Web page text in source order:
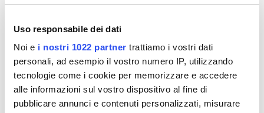
Uso responsabile dei dati
Noi e i nostri 1022 partner trattiamo i vostri dati
personali, ad esempio il vostro numero IP, utilizzando
tecnologie come i cookie per memorizzare e accedere
alle informazioni sul vostro dispositivo al fine di
pubblicare annunci e contenuti personalizzati, misurare
Destinazioni